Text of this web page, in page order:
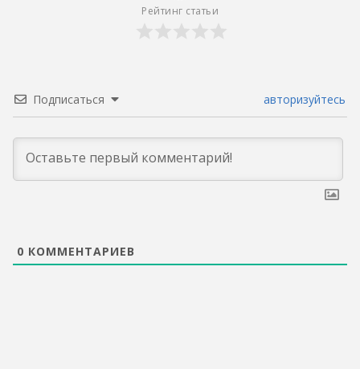
Рейтинг статьи
Подписаться авторизуйтесь
0 КОММЕНТАРИЕВ